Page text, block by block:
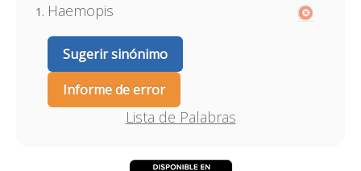
Haemopis
Sugerir sinónimo
Informe de error
Lista de Palabras